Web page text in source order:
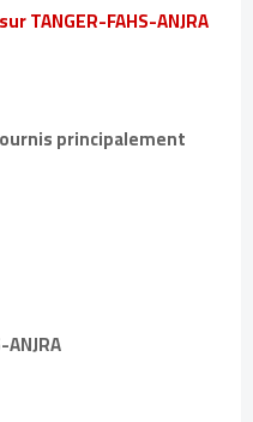
TANGER-FAHS-ANJRA
principalement